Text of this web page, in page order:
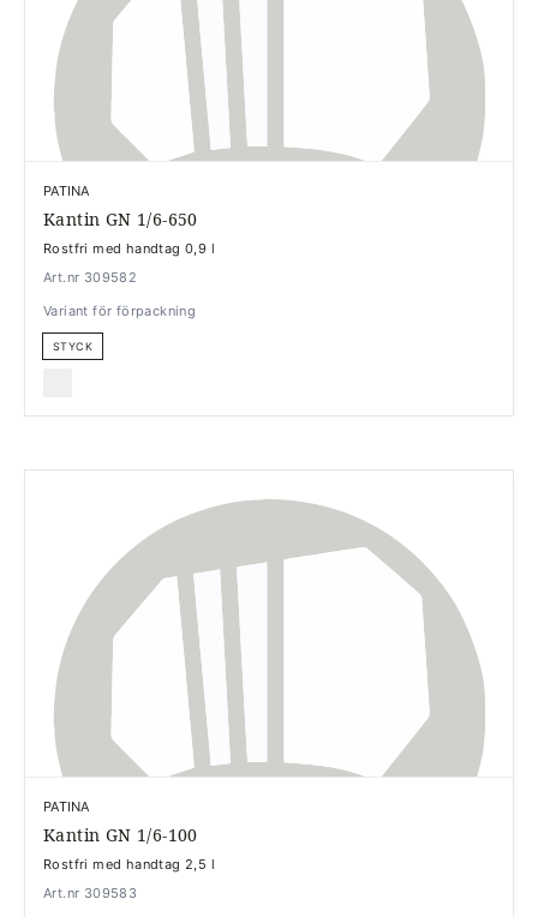
PATINA
Kantin GN 1/6-650
Rostfri med handtag 0,9 l
Art.nr 309582
Variant för förpackning
STYCK
PATINA
Kantin GN 1/6-100
Rostfri med handtag 2,5 l
Art.nr 309583